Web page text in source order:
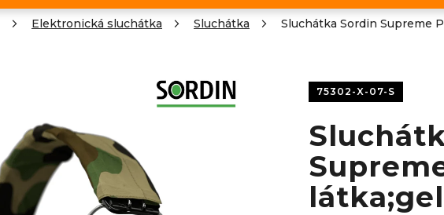
Elektronická sluchátka Sluchátka Sluchátka Sordin Supreme
75302-X-07-S